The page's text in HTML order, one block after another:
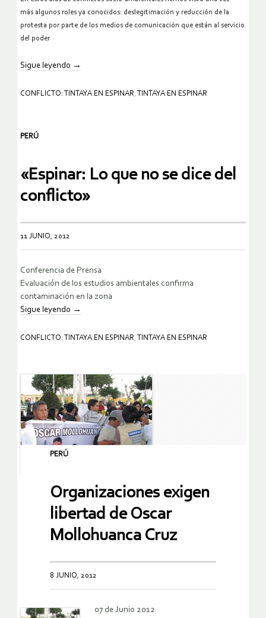
más algunos roles ya conocidos: deslegitimación y reducción de la
protesta por parte de los medios de comunicación que están al servicio
del poder
Sigue leyendo →
CONFLICTO: TINTAYA EN ESPINAR TINTAYA EN ESPINAR
PERÚ
«Espinar: Lo que no se dice del
conflicto»
11 JUNIO, 2012
Conferencia de Prensa
Evaluación de los estudios ambientales confirma
contaminación en la zona
Sigue leyendo →
CONFLICTO: TINTAYA EN ESPINAR, TINTAYA EN ESPINAR
PERÚ
Organizaciones exigen
libertad de Oscar
Mollohuanca Cruz
8 JUNIO, 2012
07 de Junio 2012